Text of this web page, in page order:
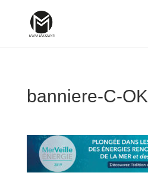
banniere-C-OK